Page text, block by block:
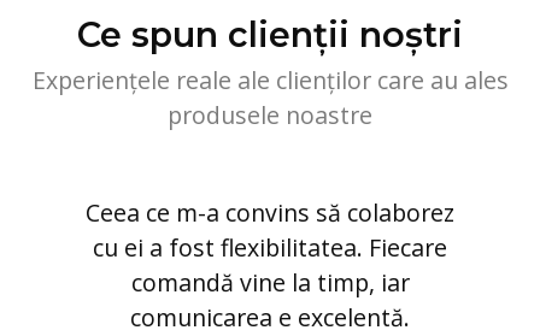
Ce spun clienții noștri
Experiențele reale ale clienților care au ales
produsele noastre
Ceea ce m-a convins să colaborez
cu ei a fost flexibilitatea. Fiecare
comandă vine la timp, iar
comunicarea e excelentă.